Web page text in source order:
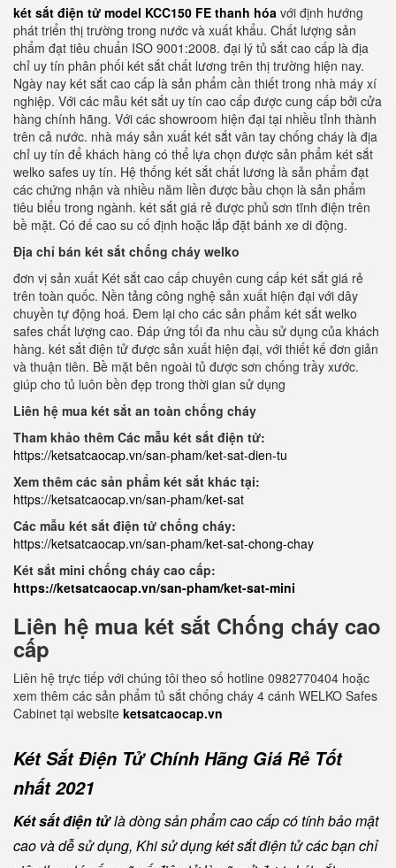
két sắt điện tử model KCC150 FE thanh hóa với định hướng
phát triển thị trường trong nước và xuất khẩu. Chất lượng sản
phẩm đạt tiêu chuẩn ISO 9001:2008. đại lý tủ sắt cao cấp là địa
chỉ uy tín phân phối két sắt chất lương trên thị trường hiện nay.
Ngày nay két sắt cao cấp là sản phẩm cần thiết trong nhà máy xí
nghiệp. Với các mẫu két sắt uy tín cao cấp được cung cấp bởi cửa
hàng chính hãng. Với các showroom hiện đại tại nhiều tỉnh thành
trên cả nước. nhà máy sản xuất két sắt vân tay chống cháy là địa
chỉ uy tín để khách hàng có thể lựa chọn được sản phẩm két sắt
welko safes uy tín. Hệ thống két sắt chất lương là sản phẩm đạt
các chứng nhận và nhiều năm liền được bầu chọn là sản phẩm
tiêu biểu trong ngành. két sắt giá rẻ được phủ sơn tĩnh điện trên
bề mặt. Có đế cao su cố định hoặc lắp đặt bánh xe di động.
Địa chỉ bán két sắt chống cháy welko
đơn vị sản xuất Két sắt cao cấp chuyên cung cấp két sắt giá rẻ
trên toàn quốc. Nền tảng công nghệ sản xuất hiện đại với dây
chuyền tự động hoá. Đem lại cho các sản phẩm két sắt welko
safes chất lượng cao. Đáp ứng tối đa nhu cầu sử dụng của khách
hàng. két sắt điện tử được sản xuất hiện đại, với thiết kế đơn giản
và thuận tiên. Bề mặt bên ngoài tủ được sơn chống trầy xước.
giúp cho tủ luôn bền đẹp trong thời gian sử dụng
Liên hệ mua két sắt an toàn chống cháy
Tham khảo thêm Các mẫu két sắt điện tử:
https://ketsatcaocap.vn/san-pham/ket-sat-dien-tu
Xem thêm các sản phẩm két sắt khác tại:
https://ketsatcaocap.vn/san-pham/ket-sat
Các mẫu két sắt điện tử chống cháy:
https://ketsatcaocap.vn/san-pham/ket-sat-chong-chay
Két sắt mini chống cháy cao cấp:
https://ketsatcaocap.vn/san-pham/ket-sat-mini
Liên hệ mua két sắt Chống cháy cao
cấp
Liên hệ trực tiếp với chúng tôi theo số hotline 0982770404 hoặc
xem thêm các sản phẩm tủ sắt chống cháy 4 cánh WELKO Safes
Cabinet tại website ketsatcaocap.vn
Két Sắt Điện Tử Chính Hãng Giá Rẻ Tốt
nhất 2021
Két sắt điện tửlà dòng sản phẩm cao cấp có tính bảo mật
cao và dễ sử dụng, Khi sử dụng két sắt điện tử các bạn chỉ